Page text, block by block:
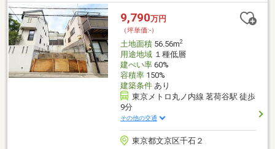
結する「広さ」と「立地」をベースに。自分好みの住まいを創り
上げるプロセスそのものが、この家の価値となります。
9,790万円
（坪単価:-）
土地面積56.56m2
用途地域１種低層
建ぺい率60%
容積率150%
建築条件あり
東京メトロ丸ノ内線 茗荷谷駅 徒歩
9分
その他の交通
東京都文京区千石２